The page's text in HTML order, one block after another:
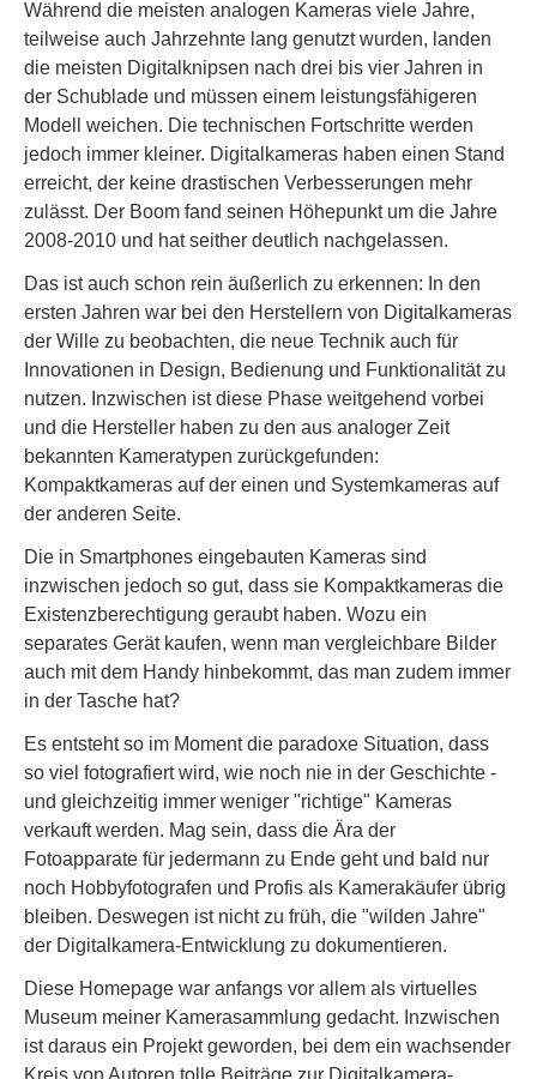
Während die meisten analogen Kameras viele Jahre,
teilweise auch Jahrzehnte lang genutzt wurden, landen
die meisten Digitalknipsen nach drei bis vier Jahren in
der Schublade und müssen einem leistungsfähigeren
Modell weichen. Die technischen Fortschritte werden
jedoch immer kleiner. Digitalkameras haben einen Stand
erreicht, der keine drastischen Verbesserungen mehr
zulässt. Der Boom fand seinen Höhepunkt um die Jahre
2008-2010 und hat seither deutlich nachgelassen.
Das ist auch schon rein äußerlich zu erkennen: In den
ersten Jahren war bei den Herstellern von Digitalkameras
der Wille zu beobachten, die neue Technik auch für
Innovationen in Design, Bedienung und Funktionalität zu
nutzen. Inzwischen ist diese Phase weitgehend vorbei
und die Hersteller haben zu den aus analoger Zeit
bekannten Kameratypen zurückgefunden:
Kompaktkameras auf der einen und Systemkameras auf
der anderen Seite.
Die in Smartphones eingebauten Kameras sind
inzwischen jedoch so gut, dass sie Kompaktkameras die
Existenzberechtigung geraubt haben. Wozu ein
separates Gerät kaufen, wenn man vergleichbare Bilder
auch mit dem Handy hinbekommt, das man zudem immer
in der Tasche hat?
Es entsteht so im Moment die paradoxe Situation, dass
so viel fotografiert wird, wie noch nie in der Geschichte -
und gleichzeitig immer weniger "richtige" Kameras
verkauft werden. Mag sein, dass die Ära der
Fotoapparate für jedermann zu Ende geht und bald nur
noch Hobbyfotografen und Profis als Kamerakäufer übrig
bleiben. Deswegen ist nicht zu früh, die "wilden Jahre"
der Digitalkamera-Entwicklung zu dokumentieren.
Diese Homepage war anfangs vor allem als virtuelles
Museum meiner Kamerasammlung gedacht. Inzwischen
ist daraus ein Projekt geworden, bei dem ein wachsender
Kreis von Autoren tolle Beiträge zur Digitalkamera-